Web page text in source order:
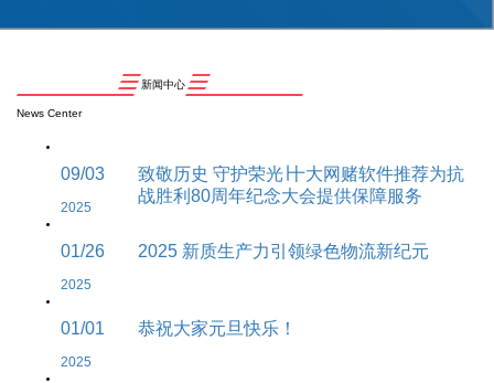
新闻中心
News Center
09/03
2025
致敬历史 守护荣光∣十大网赌软件推荐为抗
战胜利80周年纪念大会提供保障服务
01/26
2025
2025 新质生产力引领绿色物流新纪元
01/01
2025
恭祝大家元旦快乐！